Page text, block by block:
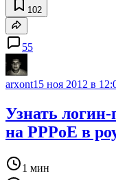
102
55
arxont15 ноя 2012 в
Узнать
на PPPoE в
1 мин